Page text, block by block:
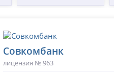
Совкомбанк
лицензия № 963